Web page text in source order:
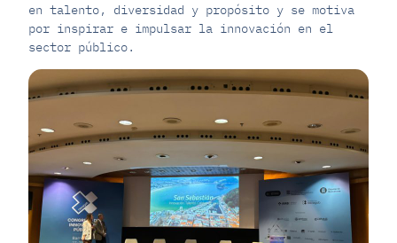
en talento, diversidad y propósito y se motiva
por inspirar e impulsar la innovación en el
sector público.